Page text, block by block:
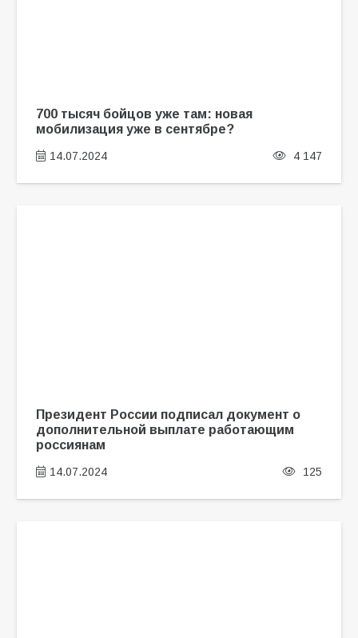
700 тысяч бойцов уже там: новая
мобилизация уже в сентябре?
14.07.2024 4 147
Президент России подписал документ о
дополнительной выплате работающим
россиянам
14.07.2024 125